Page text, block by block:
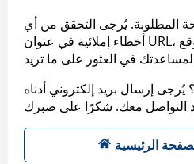
المطلوبة. يُرجى التحقق من أي
أخطاء إملائية في عنوان URL، أو عرض خريطة الموقع
إرسال بريد إلكتروني أدناه
الرئيسية